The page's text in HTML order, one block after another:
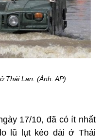
Thái Lan. (Ảnh: AP)
17/10, đã có ít nhất
lũ lụt kéo dài ở Thái